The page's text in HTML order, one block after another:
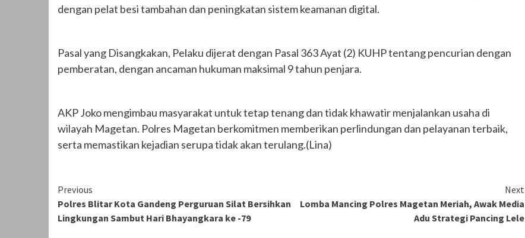
dengan pelat besi tambahan dan peningkatan sistem keamanan digital.
Pasal yang Disangkakan, Pelaku dijerat dengan Pasal 363 Ayat (2) KUHP tentang pencurian dengan
pemberatan, dengan ancaman hukuman maksimal 9 tahun penjara.
AKP Joko mengimbau masyarakat untuk tetap tenang dan tidak khawatir menjalankan usaha di
wilayah Magetan. Polres Magetan berkomitmen memberikan perlindungan dan pelayanan terbaik,
serta memastikan kejadian serupa tidak akan terulang.(Lina)
Continue
Reading
Previous
Polres Blitar Kota Gandeng Perguruan Silat Bersihkan
Lingkungan Sambut Hari Bhayangkara ke -79
Next
Lomba Mancing Polres Magetan Meriah, Awak Media
Adu Strategi Pancing Lele